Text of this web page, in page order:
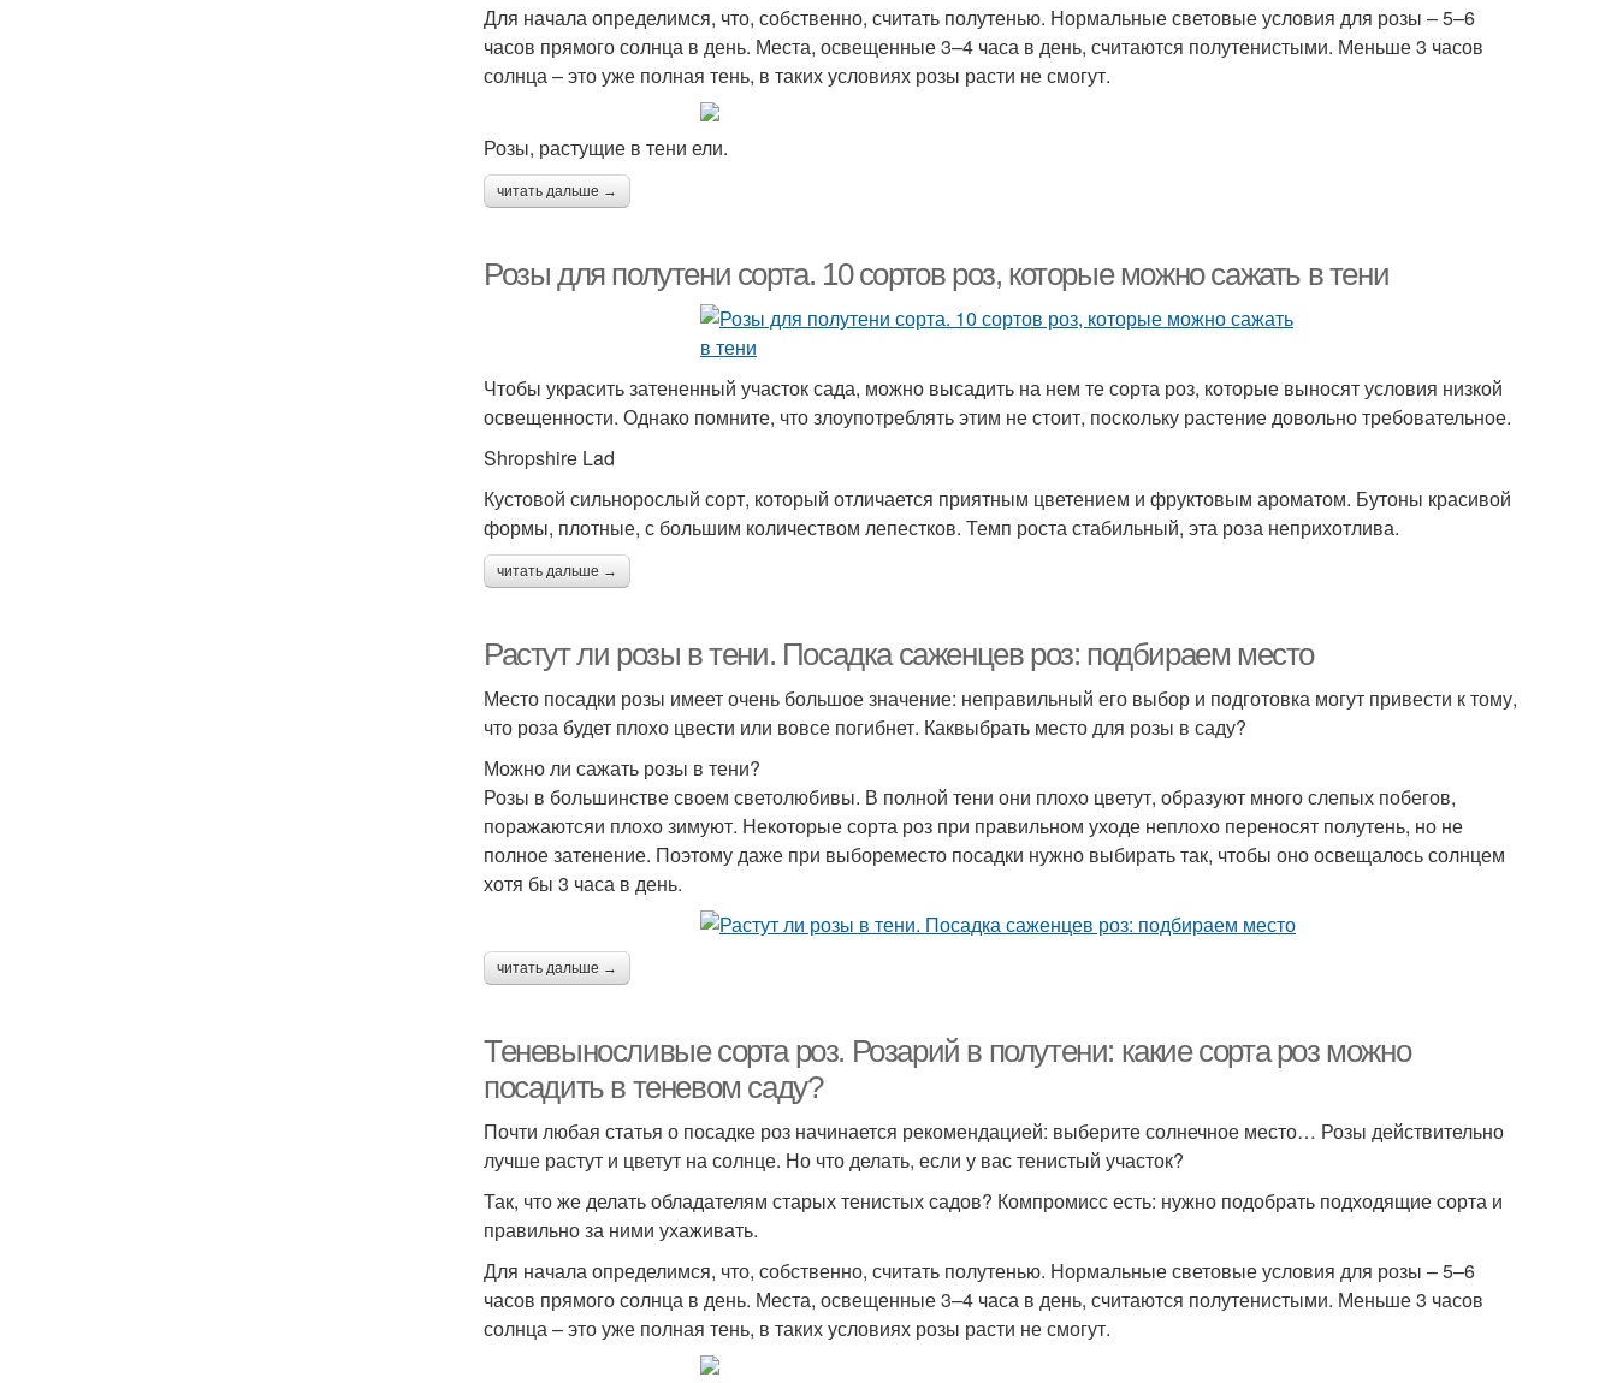
Для начала определимся, что, собственно, считать полутенью. Нормальные световые условия для розы – 5–6
часов прямого солнца в день. Места, освещенные 3–4 часа в день, считаются полутенистыми. Меньше 3 часов
солнца – это уже полная тень, в таких условиях розы расти не смогут.
Розы, растущие в тени ели.
читать дальше →
Розы для полутени сорта. 10 сортов роз, которые можно сажать в тени
Чтобы украсить затененный участок сада, можно высадить на нем те сорта роз, которые выносят условия низкой
освещенности. Однако помните, что злоупотреблять этим не стоит, поскольку растение довольно требовательное.
Shropshire Lad
Кустовой сильнорослый сорт, который отличается приятным цветением и фруктовым ароматом. Бутоны красивой
формы, плотные, с большим количеством лепестков. Темп роста стабильный, эта роза неприхотлива.
читать дальше →
Растут ли розы в тени. Посадка саженцев роз: подбираем место
Место посадки розы имеет очень большое значение: неправильный его выбор и подготовка могут привести к тому,
что роза будет плохо цвести или вовсе погибнет. Каквыбрать место для розы в саду?
Можно ли сажать розы в тени?
Розы в большинстве своем светолюбивы. В полной тени они плохо цветут, образуют много слепых побегов,
поражаютсяи плохо зимуют. Некоторые сорта роз при правильном уходе неплохо переносят полутень, но не
полное затенение. Поэтому даже при выбореместо посадки нужно выбирать так, чтобы оно освещалось солнцем
хотя бы 3 часа в день.
читать дальше →
Теневыносливые сорта роз. Розарий в полутени: какие сорта роз можно
посадить в теневом саду?
Почти любая статья о посадке роз начинается рекомендацией: выберите солнечное место… Розы действительно
лучше растут и цветут на солнце. Но что делать, если у вас тенистый участок?
Так, что же делать обладателям старых тенистых садов? Компромисс есть: нужно подобрать подходящие сорта и
правильно за ними ухаживать.
Для начала определимся, что, собственно, считать полутенью. Нормальные световые условия для розы – 5–6
часов прямого солнца в день. Места, освещенные 3–4 часа в день, считаются полутенистыми. Меньше 3 часов
солнца – это уже полная тень, в таких условиях розы расти не смогут.